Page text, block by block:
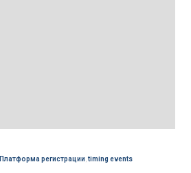
Платформа регистрации timing events